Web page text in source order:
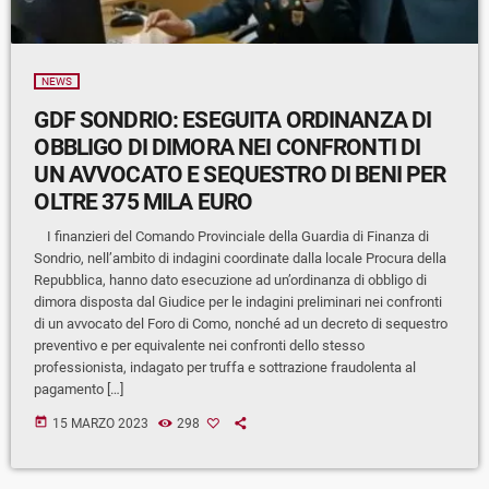
NEWS
GDF SONDRIO: ESEGUITA ORDINANZA DI
OBBLIGO DI DIMORA NEI CONFRONTI DI
UN AVVOCATO E SEQUESTRO DI BENI PER
OLTRE 375 MILA EURO
I finanzieri del Comando Provinciale della Guardia di Finanza di
Sondrio, nell’ambito di indagini coordinate dalla locale Procura della
Repubblica, hanno dato esecuzione ad un’ordinanza di obbligo di
dimora disposta dal Giudice per le indagini preliminari nei confronti
di un avvocato del Foro di Como, nonché ad un decreto di sequestro
preventivo e per equivalente nei confronti dello stesso
professionista, indagato per truffa e sottrazione fraudolenta al
pagamento […]
today 15 MARZO 2023 298